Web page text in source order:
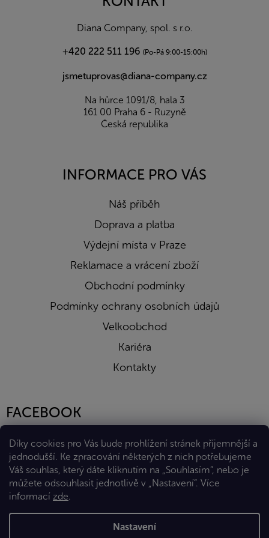
Díky cookies pro Vás bude prohlížení stránek příjemnější a
jednodušší. Ke zpracování některých z nich potřebujeme
Váš souhlas, který dáte kliknutím na „Souhlasím“, nebo je
můžete odsouhlasit jednotlivě v „Nastavení“. Více
informací zde.
Nastavení
Diana Company, spol. s r.o.
+420 222 511 196 (Po-Pá 9:00-15:00h)
jsmetuprovas@diana-company.cz
Na hůrce 1091/8, hala 3
161 00 Praha 6 - Ruzyně
Česká republika
INFORMACE PRO VÁS
Náš příběh
Doprava a platba
Výdejní místa v Praze
Reklamace a vrácení zboží
Obchodní podmínky
Podmínky ochrany osobních údajů
Velkoobchod
Kariéra
Kontakty
FACEBOOK
Vytvořil Shoptet Premium